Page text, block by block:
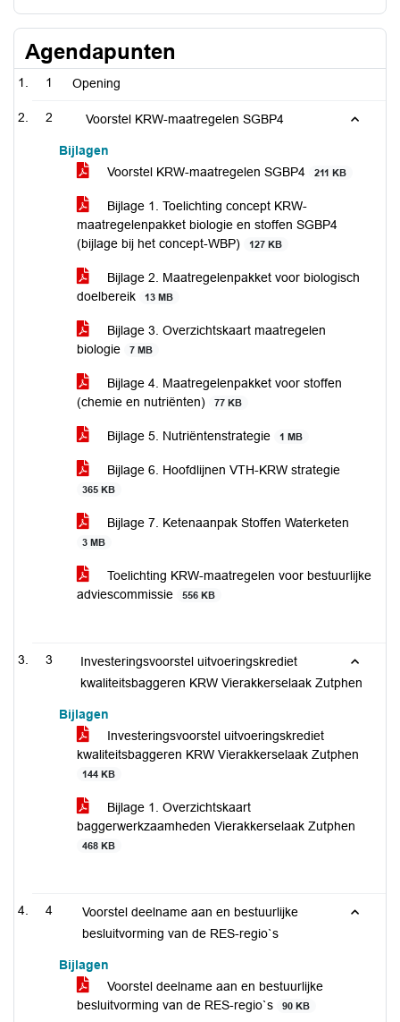
Agendapunten
1 Opening
2 Voorstel KRW-maatregelen SGBP4
Bijlagen
Voorstel KRW-maatregelen SGBP4
211 KB
Bijlage 1. Toelichting concept KRW-
maatregelenpakket biologie en stoffen SGBP4
(bijlage bij het concept-WBP)
127 KB
Bijlage 2. Maatregelenpakket voor biologisch
doelbereik
13 MB
Bijlage 3. Overzichtskaart maatregelen
biologie
7 MB
Bijlage 4. Maatregelenpakket voor stoffen
(chemie en nutriënten)
77 KB
Bijlage 5. Nutriëntenstrategie 1 MB
Bijlage 6. Hoofdlijnen VTH-KRW strategie
365 KB
Bijlage 7. Ketenaanpak Stoffen Waterketen
3 MB
Toelichting KRW-maatregelen voor bestuurlijke
adviescommissie
556 KB
3
Investeringsvoorstel uitvoeringskrediet
kwaliteitsbaggeren KRW Vierakkerselaak Zutphen
Bijlagen
Investeringsvoorstel uitvoeringskrediet
kwaliteitsbaggeren KRW Vierakkerselaak Zutphen
144 KB
Bijlage 1. Overzichtskaart
baggerwerkzaamheden Vierakkerselaak Zutphen
468 KB
4
Voorstel deelname aan en bestuurlijke
besluitvorming van de RES-regio`s
Bijlagen
Voorstel deelname aan en bestuurlijke
besluitvorming van de RES-regio`s
90 KB